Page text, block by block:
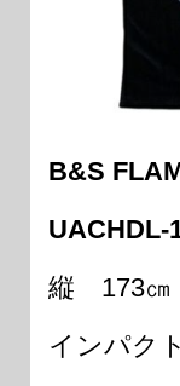
B&S
UACHDL-
縦 173
インパク